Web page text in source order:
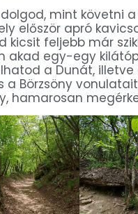
mint követni a
először apró
kicsit feljebb már
akad egy-egy
a Dunát, illetve
a Börzsöny
hamarosan